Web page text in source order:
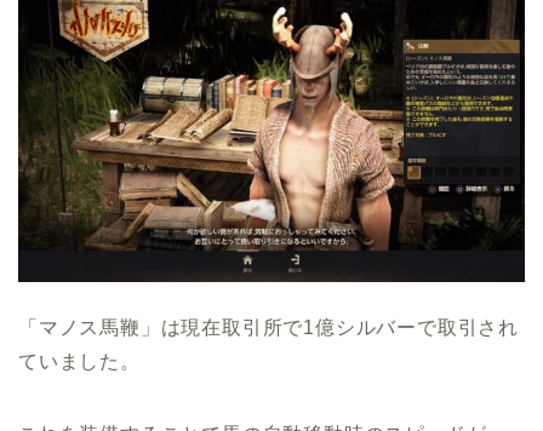
「マノス馬鞭」は現在取引所で1億シルバーで取引され
ていました。